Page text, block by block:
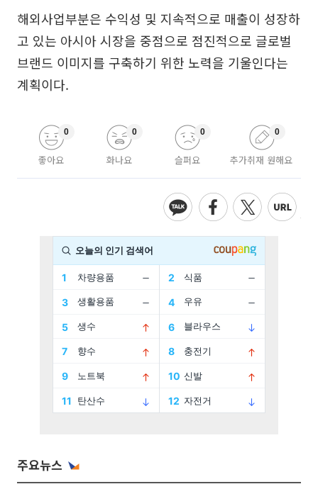
해외사업부분은 수익성 및 지속적으로 매출이 성장하
고 있는 아시아 시장을 중점으로 점진적으로 글로벌
브랜드 이미지를 구축하기 위한 노력을 기울인다는
계획이다.
좋아요
0
화나요
0
슬퍼요
0
추가취재 원해요
0
주요뉴스